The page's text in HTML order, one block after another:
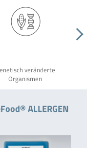
veränderte
Organismen
ALLERGEN